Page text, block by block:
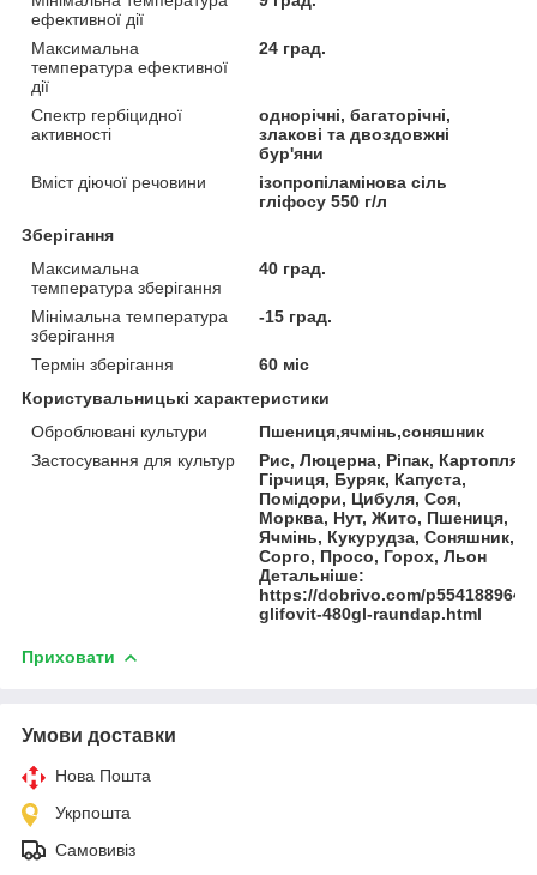
ефективної дії
Максимальна
температура ефективної
дії
24 град.
Спектр гербіцидної
активності
однорічні, багаторічні,
злакові та двоздовжні
бур'яни
Вміст діючої речовини
ізопропіламінова сіль
гліфосу 550 г/л
Зберігання
Максимальна
температура зберігання
40 град.
Мінімальна температура
зберігання
-15 град.
Термін зберігання
60 міс
Користувальницькі характеристики
Оброблювані культури
Пшениця,ячмінь,соняшник
Застосування для культур
Рис, Люцерна, Ріпак, Картопля,
Гірчиця, Буряк, Капуста,
Помідори, Цибуля, Соя,
Морква, Нут, Жито, Пшениця,
Ячмінь, Кукурудза, Соняшник,
Сорго, Просо, Горох, Льон
Детальніше:
https://dobrivo.com/p554188964-
glifovit-480gl-raundap.html
Приховати
Умови доставки
Нова Пошта
Укрпошта
Самовивіз